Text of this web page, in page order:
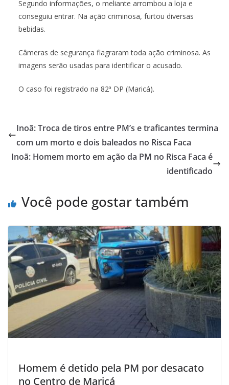
Segundo informações, o meliante arrombou a loja e
conseguiu entrar. Na ação criminosa, furtou diversas
bebidas.
Câmeras de segurança flagraram toda ação criminosa. As
imagens serão usadas para identificar o acusado.
O caso foi registrado na 82ª DP (Maricá).
Inoã: Troca de tiros entre PM’s e traficantes termina
com um morto e dois baleados no Risca Faca
Inoã: Homem morto em ação da PM no Risca Faca é
identificado
Você pode gostar também
Homem é detido pela PM por desacato
no Centro de Maricá